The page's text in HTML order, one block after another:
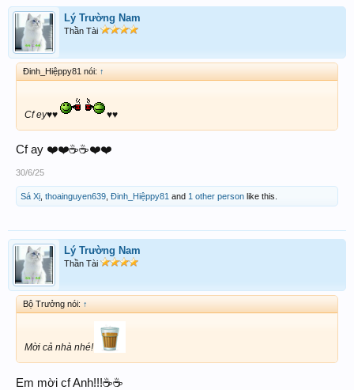
Lý Trường Nam
Thần Tài
Đinh_Hiệppy81 nói: ↑
Cf ey♥️♥️ ♥️♥️
Cf ay ❤️❤️☕️☕️❤️❤️
30/6/25
Sá Xị thoainguyen639 Đinh_Hiệppy81 and 1 other person like this.
Lý Trường Nam
Thần Tài
Bộ Trưởng nói: ↑
Mời cả nhà nhé!
Em mời cf Anh!!!☕️☕️